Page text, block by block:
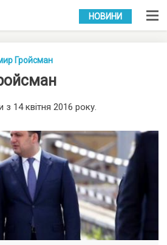
УКР РУС
НОВИНИ
Гройсман
з 14 квітня 2016 року.